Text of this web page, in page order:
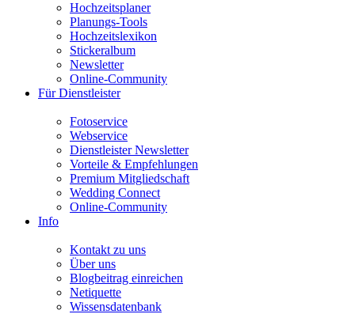
Hochzeitsplaner
Planungs-Tools
Hochzeitslexikon
Stickeralbum
Newsletter
Online-Community
Für Dienstleister
Fotoservice
Webservice
Dienstleister Newsletter
Vorteile & Empfehlungen
Premium Mitgliedschaft
Wedding Connect
Online-Community
Info
Kontakt zu uns
Über uns
Blogbeitrag einreichen
Netiquette
Wissensdatenbank